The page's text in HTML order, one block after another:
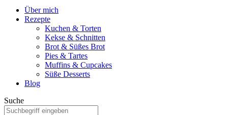
Über mich
Rezepte
Kuchen & Torten
Kekse & Schnitten
Brot & Süßes Brot
Pies & Tartes
Muffins & Cupcakes
Süße Desserts
Blog
Suche